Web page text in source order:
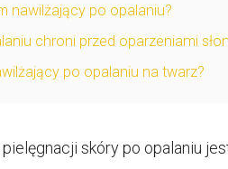
nawilżający po opalaniu?
chroni przed oparzeniami
po opalaniu na twarz?
skóry po opalaniu